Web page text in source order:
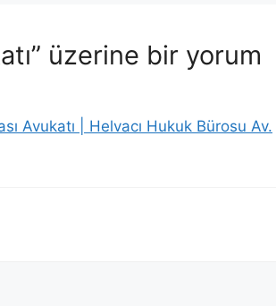
üzerine bir yorum
Avukatı | Helvacı Hukuk Bürosu Av.